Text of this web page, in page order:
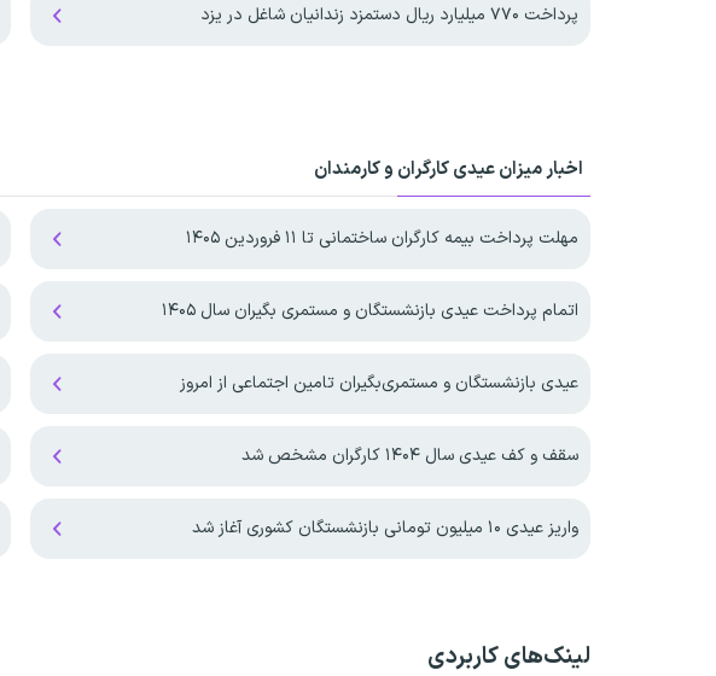
پرداخت ۷۷۰ میلیارد ریال دستمزد زندانیان شاغل در یزد
اخبار میزان عیدی کارگران و کارمندان
مهلت پرداخت بیمه کارگران ساختمانی تا ۱۱ فروردین ۱۴۰۵
اتمام پرداخت عیدی بازنشستگان و مستمری بگیران سال ۱۴۰۵
عیدی بازنشستگان و مستمری‌بگیران تامین اجتماعی از امروز
سقف و کف عیدی سال ۱۴۰۴ کارگران مشخص شد
واریز عیدی ۱۰ میلیون تومانی بازنشستگان کشوری آغاز شد
لینک‌های کاربردی